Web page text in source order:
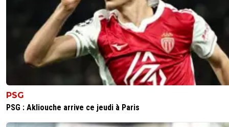
PSG
PSG : Akliouche arrive ce jeudi à Paris